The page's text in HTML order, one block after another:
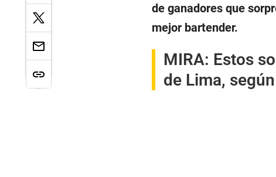
de ganadores que
mejor bartender.
MIRA: Estos
de Lima,